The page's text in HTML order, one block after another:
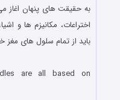
به حقیقت های پنهان اغاز
اختراعات، مکانیزم ها و
باید از تمام سلول های مغز
are all based on